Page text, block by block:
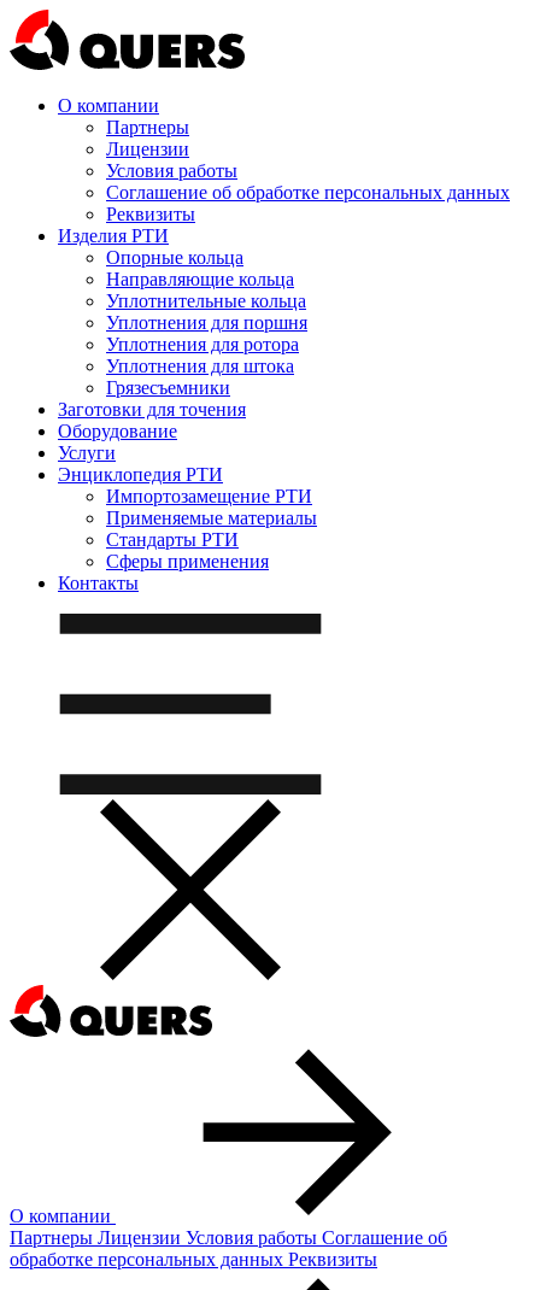
О компании
Партнеры
Лицензии
Условия работы
Соглашение об обработке персональных данных
Реквизиты
Изделия РТИ
Опорные кольца
Направляющие кольца
Уплотнительные кольца
Уплотнения для поршня
Уплотнения для ротора
Уплотнения для штока
Грязесъемники
Заготовки для точения
Оборудование
Услуги
Энциклопедия РТИ
Импортозамещение РТИ
Применяемые материалы
Стандарты РТИ
Сферы применения
Контакты
О компании
Партнеры Лицензии Условия работы Соглашение об
обработке персональных данных Реквизиты